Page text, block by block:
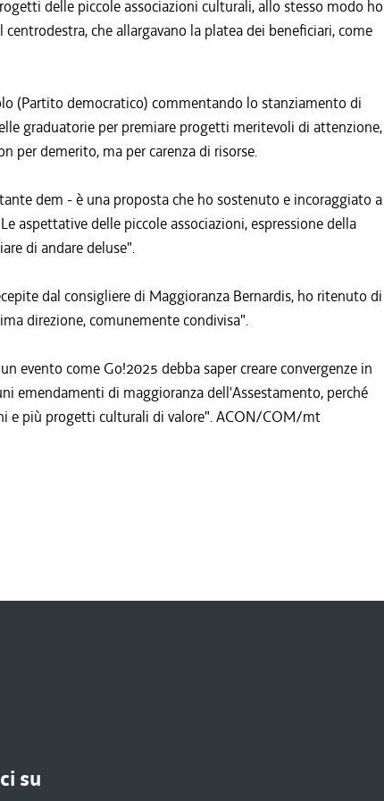
delle piccole associazioni culturali, allo stesso modo ho
che allargavano la platea dei beneficiari, come
(Partito democratico) commentando lo stanziamento di
graduatorie per premiare progetti meritevoli di attenzione,
per demerito, ma per carenza di risorse.
dem - è una proposta che ho sostenuto e incoraggiato a
aspettative delle piccole associazioni, espressione della
di andare deluse".
dal consigliere di Maggioranza Bernardis, ho ritenuto di
direzione, comunemente condivisa".
evento come Go!2025 debba saper creare convergenze in
emendamenti di maggioranza dell'Assestamento, perché
e più progetti culturali di valore". ACON/COM/mt
su